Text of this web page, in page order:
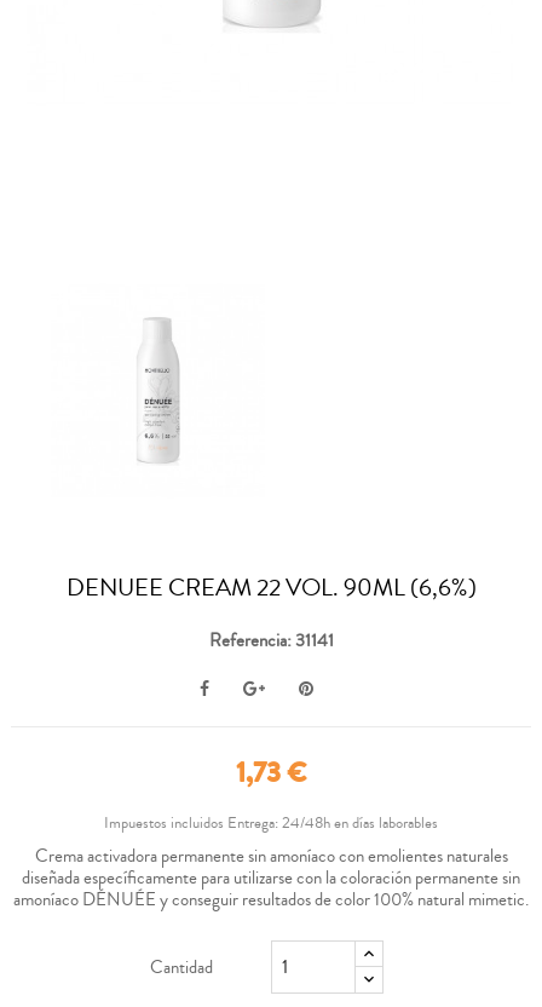
DENUEE CREAM 22 VOL. 90ML (6,6%)
Referencia: 31141
1,73 €
Impuestos incluidos Entrega: 24/48h en días laborables
Crema activadora permanente sin amoníaco con emolientes naturales
diseñada específicamente para utilizarse con la coloración permanente sin
amoníaco DÉNUÉE y conseguir resultados de color 100% natural mimetic.
Cantidad